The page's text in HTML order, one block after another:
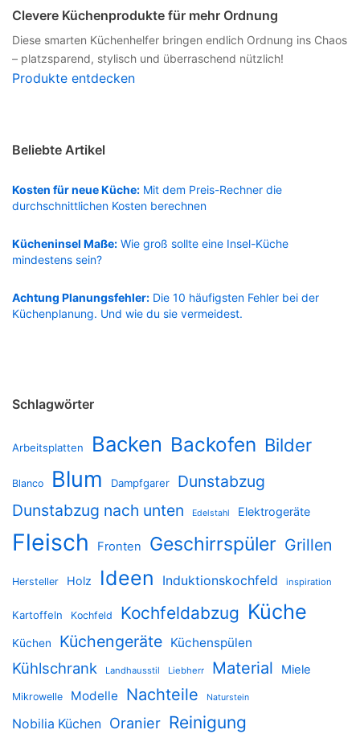
Clevere Küchenprodukte für mehr Ordnung
Diese smarten Küchenhelfer bringen endlich Ordnung ins Chaos
– platzsparend, stylisch und überraschend nützlich!
Produkte entdecken
Beliebte Artikel
Kosten für neue Küche: Mit dem Preis-Rechner die
durchschnittlichen Kosten berechnen
Kücheninsel Maße: Wie groß sollte eine Insel-Küche
mindestens sein?
Achtung Planungsfehler: Die 10 häufigsten Fehler bei der
Küchenplanung. Und wie du sie vermeidest.
Schlagwörter
Arbeitsplatten Backen Backofen Bilder
Blanco Blum Dampfgarer
Dunstabzug
Dunstabzug nach unten
Edelstahl Elektrogeräte
Fleisch Fronten Geschirrspüler Grillen
Hersteller Holz Ideen Induktionskochfeld inspiration
Kartoffeln Kochfeld Kochfeldabzug Küche
Küchen Küchengeräte Küchenspülen
Kühlschrank Landhausstil Liebherr Material Miele
Mikrowelle Modelle Nachteile Naturstein
Nobilia Küchen Oranier Reinigung